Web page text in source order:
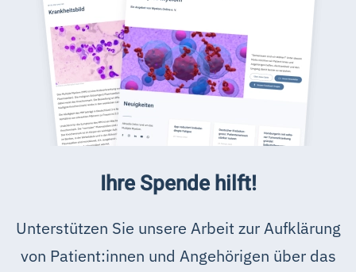
Ihre Spende hilft!
Unterstützen Sie unsere Arbeit zur Aufklärung
von Patient:innen und Angehörigen über das